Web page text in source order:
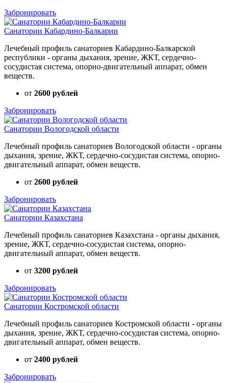
Забронировать
Санатории Кабардино-Балкарии
Лечебный профиль санаториев Кабардино-Балкарской
республики - органы дыхания, зрение, ЖКТ, сердечно-
сосудистая система, опорно-двигательный аппарат, обмен
веществ.
от 2600 рублей
Забронировать
Санатории Вологодской области
Лечебный профиль санаториев Вологодской области - органы
дыхания, зрение, ЖКТ, сердечно-сосудистая система, опорно-
двигательный аппарат, обмен веществ.
от 2600 рублей
Забронировать
Санатории Казахстана
Лечебный профиль санаториев Казахстана - органы дыхания,
зрение, ЖКТ, сердечно-сосудистая система, опорно-
двигательный аппарат, обмен веществ.
от 3200 рублей
Забронировать
Санатории Костромской области
Лечебный профиль санаториев Костромской области - органы
дыхания, зрение, ЖКТ, сердечно-сосудистая система, опорно-
двигательный аппарат, обмен веществ.
от 2400 рублей
Забронировать